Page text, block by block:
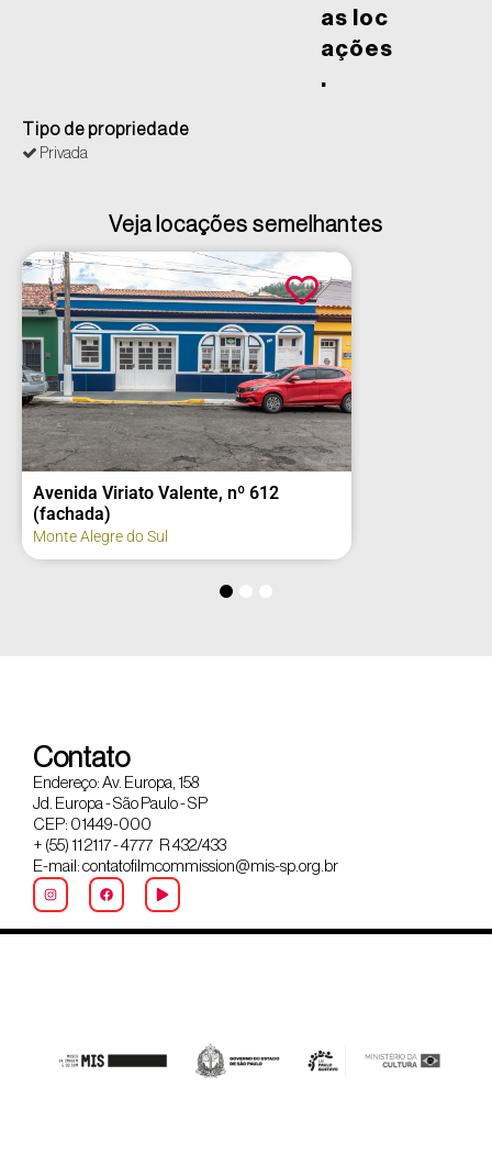
as loc
ações
.
Tipo de propriedade
Privada
Veja locações semelhantes
Avenida Viriato Valente, nº 612
(fachada)
Monte Alegre do Sul
Contato
Endereço: Av. Europa, 158
Jd. Europa - São Paulo - SP
CEP: 01449-000
+ (55) 11 2117 - 4777 R 432/433
E-mail: contatofilmcommission@mis-sp.org.br